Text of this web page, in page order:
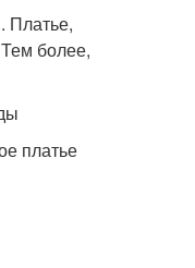
Платье,
более,
платье